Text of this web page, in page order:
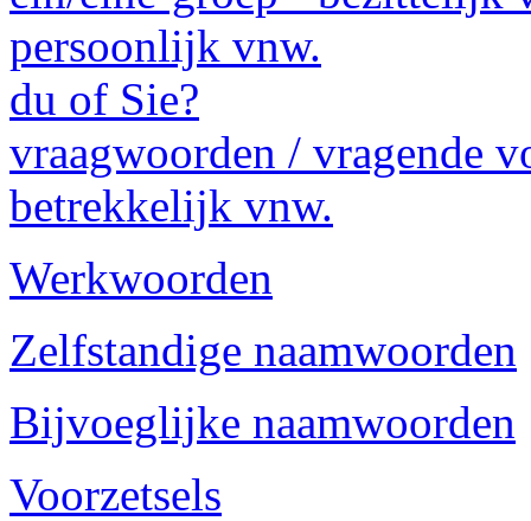
persoonlijk vnw.
du of Sie?
vraagwoorden / vragende
betrekkelijk vnw.
Werkwoorden
Zelfstandige naamwoorden
Bijvoeglijke naamwoorden
Voorzetsels